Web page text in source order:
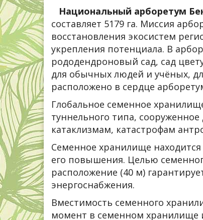
Национальный арборетум
составляет 5179 га. Миссия
восстановления экосистем
укрепления потенциала. В
рододендроновый сад, сад
для обычных людей и учёных,
расположено в сердце
Глобальное семенное
туннельного типа,
катаклизмам, катастрофам
Семенное хранилище
его повышения. Целью
расположение (40 м)
энергоснабжения.
Вместимость семенного
момент в семенном хранилище